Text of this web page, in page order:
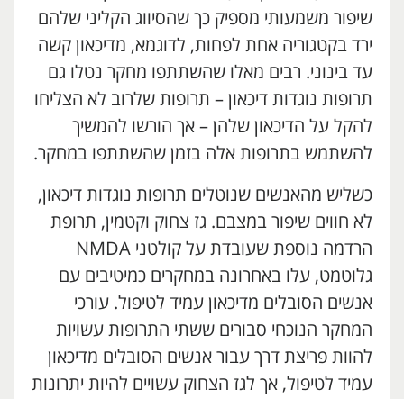
שיפור משמעותי מספיק כך שהסיווג הקליני שלהם
ירד בקטגוריה אחת לפחות, לדוגמא, מדיכאון קשה
עד בינוני. רבים מאלו שהשתתפו מחקר נטלו גם
תרופות נוגדות דיכאון – תרופות שלרוב לא הצליחו
להקל על הדיכאון שלהן – אך הורשו להמשיך
להשתמש בתרופות אלה בזמן שהשתתפו במחקר.
כשליש מהאנשים שנוטלים תרופות נוגדות דיכאון,
לא חווים שיפור במצבם. גז צחוק וקטמין, תרופת
הרדמה נוספת שעובדת על קולטני NMDA
גלוטמט, עלו באחרונה במחקרים כמיטיבים עם
אנשים הסובלים מדיכאון עמיד לטיפול. עורכי
המחקר הנוכחי סבורים ששתי התרופות עשויות
להוות פריצת דרך עבור אנשים הסובלים מדיכאון
עמיד לטיפול, אך לגז הצחוק עשויים להיות יתרונות